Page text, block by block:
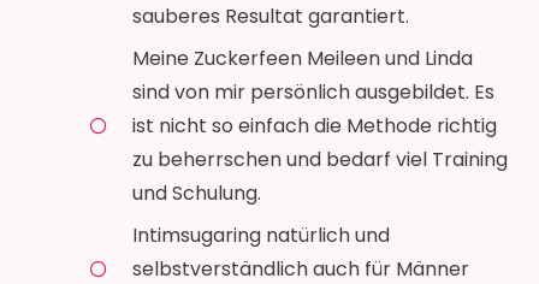
sauberes Resultat garantiert.
Meine Zuckerfeen Meileen und Linda
sind von mir persönlich ausgebildet. Es
ist nicht so einfach die Methode richtig
zu beherrschen und bedarf viel Training
und Schulung.
Intimsugaring natürlich und
selbstverständlich auch für Männer